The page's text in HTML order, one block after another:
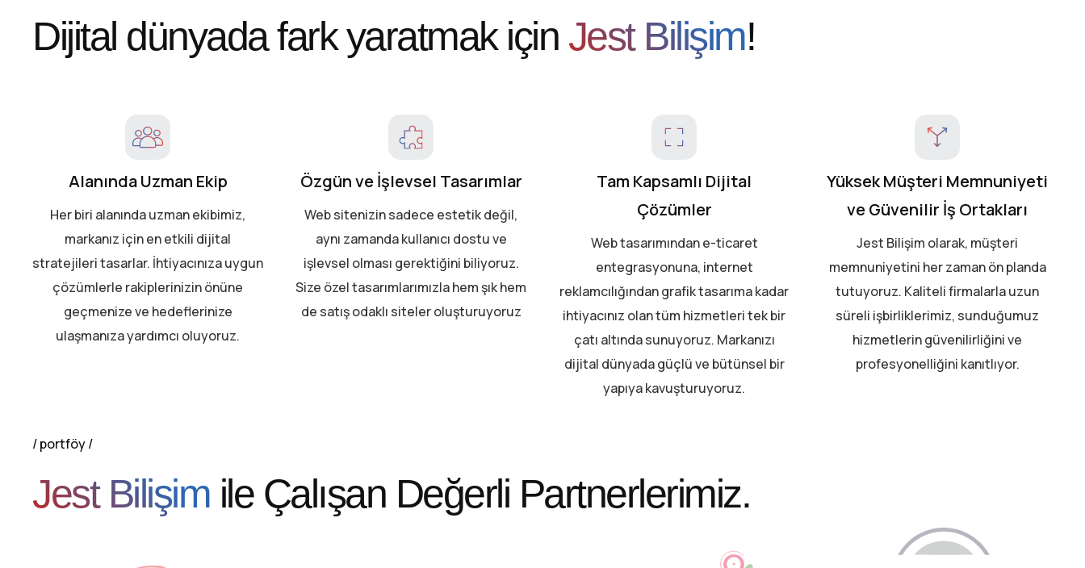
Dijital dünyada fark yaratmak için Jest Bilişim!
Alanında Uzman Ekip
Her biri alanında uzman ekibimiz,
markanız için en etkili dijital
stratejileri tasarlar. İhtiyacınıza uygun
çözümlerle rakiplerinizin önüne
geçmenize ve hedeflerinize
ulaşmanıza yardımcı oluyoruz.
Özgün ve İşlevsel Tasarımlar
Web sitenizin sadece estetik değil,
aynı zamanda kullanıcı dostu ve
işlevsel olması gerektiğini biliyoruz.
Size özel tasarımlarımızla hem şık hem
de satış odaklı siteler oluşturuyoruz
Tam Kapsamlı Dijital
Çözümler
Web tasarımından e-ticaret
entegrasyonuna, internet
reklamcılığından grafik tasarıma kadar
ihtiyacınız olan tüm hizmetleri tek bir
çatı altında sunuyoruz. Markanızı
dijital dünyada güçlü ve bütünsel bir
yapıya kavuşturuyoruz.
Yüksek Müşteri Memnuniyeti
ve Güvenilir İş Ortakları
Jest Bilişim olarak, müşteri
memnuniyetini her zaman ön planda
tutuyoruz. Kaliteli firmalarla uzun
süreli işbirliklerimiz, sunduğumuz
hizmetlerin güvenilirliğini ve
profesyonelliğini kanıtlıyor.
portföy
Jest Bilişim ile Çalışan Değerli Partnerlerimiz.